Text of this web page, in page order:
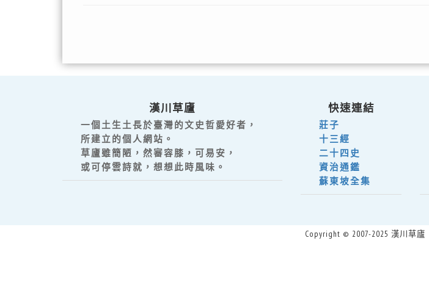
漢川草廬
一個土生土長於臺灣的文史哲愛好者，
所建立的個人網站。
草廬雖簡陋，然審容膝，可易安，
或可停雲詩就，想想此時風味。
快速連結
莊子
十三經
二十四史
資治通鑑
蘇東坡全集
Copyright © 2007-2025 漢川草廬